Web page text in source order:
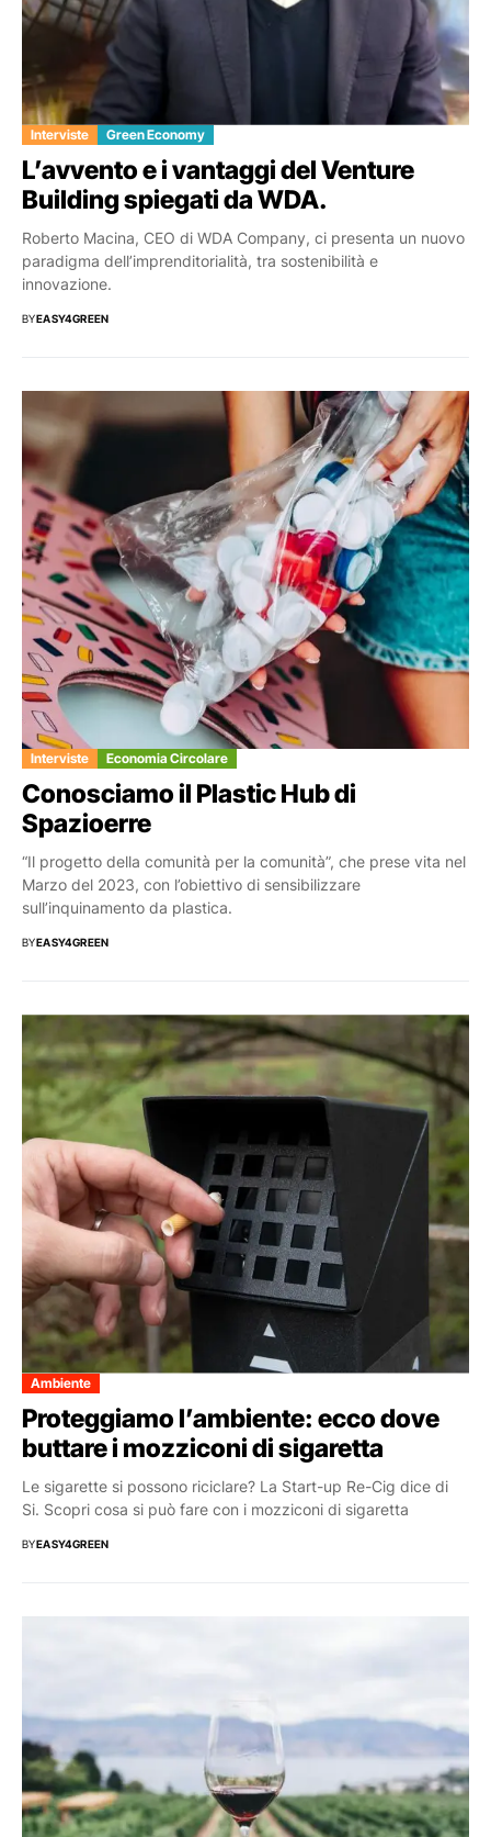
Interviste Green Economy
L’avvento e i vantaggi del Venture
Building spiegati da WDA.
Roberto Macina, CEO di WDA Company, ci presenta un nuovo
paradigma dell’imprenditorialità, tra sostenibilità e
innovazione.
BYEASY4GREEN
Interviste Economia Circolare
Conosciamo il Plastic Hub di
Spazioerre
“Il progetto della comunità per la comunità”, che prese vita nel
Marzo del 2023, con l’obiettivo di sensibilizzare
sull’inquinamento da plastica.
BYEASY4GREEN
Ambiente
Proteggiamo l’ambiente: ecco dove
buttare i mozziconi di sigaretta
Le sigarette si possono riciclare? La Start-up Re-Cig dice di
Si. Scopri cosa si può fare con i mozziconi di sigaretta
BYEASY4GREEN